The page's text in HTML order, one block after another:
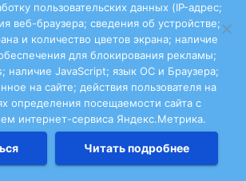
Виноградовского района»
для посетителей сайта
пользовательских данных (IP-адрес;
веб-браузера; сведения об устройстве;
и количество цветов экрана; наличие
для блокирования рекламы;
наличие JavaScript; язык ОС и Браузера;
на сайте; действия пользователя на
определения посещаемости сайта с
интернет-сервиса Яндекс.Метрика.
Читать подробнее